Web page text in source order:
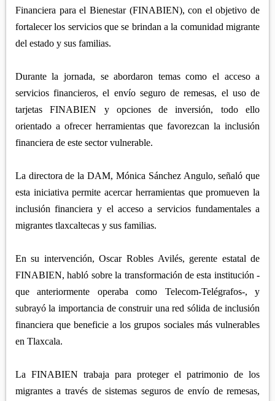
PANOTLA
SAN PABLO DEL MONTE
ZACATELCO
HUEYOTLIPAN
Financiera para el Bienestar (FINABIEN), con el objetivo de
fortalecer los servicios que se brindan a la comunidad migrante
del estado y sus familias.
Durante la jornada, se abordaron temas como el acceso a
servicios financieros, el envío seguro de remesas, el uso de
tarjetas FINABIEN y opciones de inversión, todo ello
orientado a ofrecer herramientas que favorezcan la inclusión
financiera de este sector vulnerable.
La directora de la DAM, Mónica Sánchez Angulo, señaló que
esta iniciativa permite acercar herramientas que promueven la
inclusión financiera y el acceso a servicios fundamentales a
migrantes tlaxcaltecas y sus familias.
En su intervención, Oscar Robles Avilés, gerente estatal de
FINABIEN, habló sobre la transformación de esta institución -
que anteriormente operaba como Telecom-Telégrafos-, y
subrayó la importancia de construir una red sólida de inclusión
financiera que beneficie a los grupos sociales más vulnerables
en Tlaxcala.
La FINABIEN trabaja para proteger el patrimonio de los
migrantes a través de sistemas seguros de envío de remesas,